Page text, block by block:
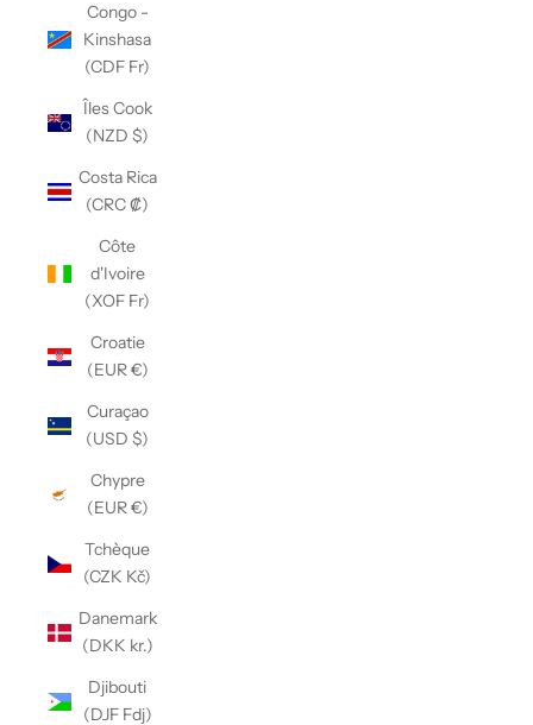
Congo -
Kinshasa
(CDF Fr)
Îles Cook
(NZD $)
Costa Rica
(CRC ₡)
Côte
d'Ivoire
(XOF Fr)
Croatie
(EUR €)
Curaçao
(USD $)
Chypre
(EUR €)
Tchèque
(CZK Kč)
Danemark
(DKK kr.)
Djibouti
(DJF Fdj)